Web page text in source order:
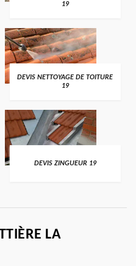
19
DEVIS NETTOYAGE DE TOITURE
19
DEVIS ZINGUEUR 19
LA